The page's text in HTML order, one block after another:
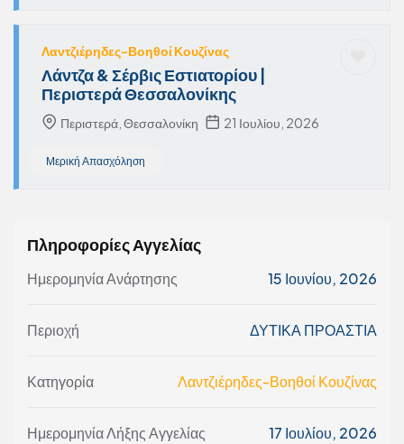
Λαντζιέρηδες-Βοηθοί Κουζίνας
Λάντζα & Σέρβις Εστιατορίου |
Περιστερά Θεσσαλονίκης
Περιστερά, Θεσσαλονίκη 21 Ιουλίου, 2026
Μερική Απασχόληση
Πληροφορίες Αγγελίας
Ημερομηνία Ανάρτησης 15 Ιουνίου, 2026
Περιοχή ΔΥΤΙΚΑ ΠΡΟΑΣΤΙΑ
Κατηγορία Λαντζιέρηδες-Βοηθοί Κουζίνας
Ημερομηνία Λήξης Αγγελίας 17 Ιουλίου, 2026